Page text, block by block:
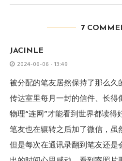
7
JACINLE
2024-06-06 - 13:49
被分配的笔友居然保持了那么久
传达室里每月一封的信件、长得
物理“连网”才能看到世界都读得
笔友也在辗转之后加了微信，虽
但是每次在通讯录翻到笔友还是